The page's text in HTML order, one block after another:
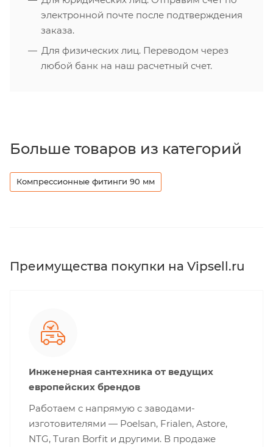
электронной почте после подтверждения
заказа.
Для физических лиц. Переводом через
любой банк на наш расчетный счет.
Больше товаров из категорий
Компрессионные фитинги 90 мм
Преимущества покупки на Vipsell.ru
Инженерная сантехника от ведущих
европейских брендов
Работаем с напрямую с заводами-
изготовителями — Poelsan, Frialen, Astore,
NTG, Turan Borfit и другими. В продаже